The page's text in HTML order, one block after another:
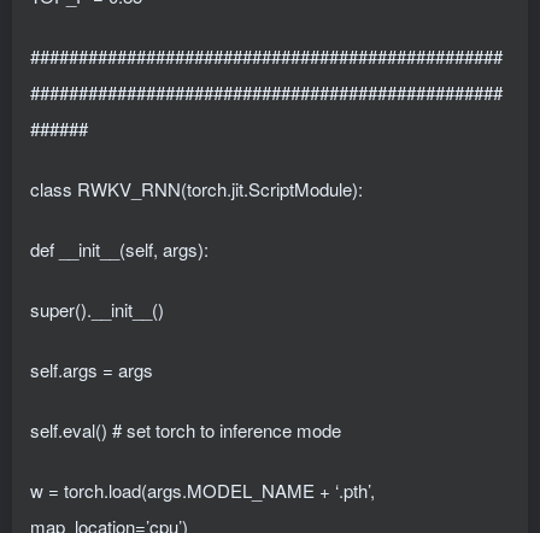
#################################################
#################################################
######
class RWKV_RNN(torch.jit.ScriptModule):
def __init__(self, args):
super().__init__()
self.args = args
self.eval() # set torch to inference mode
w = torch.load(args.MODEL_NAME + ‘.pth’,
map_location=’cpu’)